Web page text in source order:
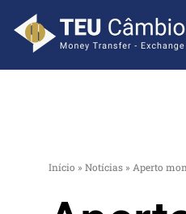
Início » Notícias » Aperto